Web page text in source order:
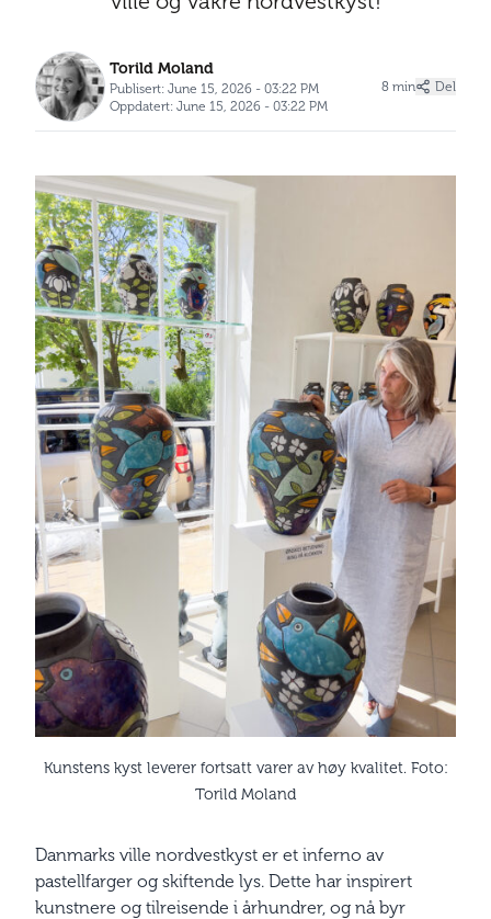
Torild Moland
Publisert: June 15, 2026 - 03:22 PM
Oppdatert: June 15, 2026 - 03:22 PM
8 min Del
Kunstens kyst leverer fortsatt varer av høy kvalitet. Foto:
Torild Moland
Danmarks ville nordvestkyst er et inferno av
pastellfarger og skiftende lys. Dette har inspirert
kunstnere og tilreisende i århundrer, og nå byr